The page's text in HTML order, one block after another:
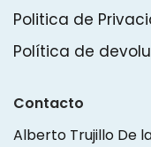
Politica de
Política de
Contacto
Alberto Trujillo De